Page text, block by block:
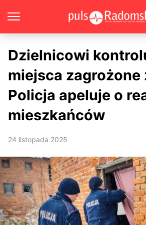
Dzielnicowi
miejsca zagrożone
Policja apeluje o
mieszkańców
24 listopada 2025